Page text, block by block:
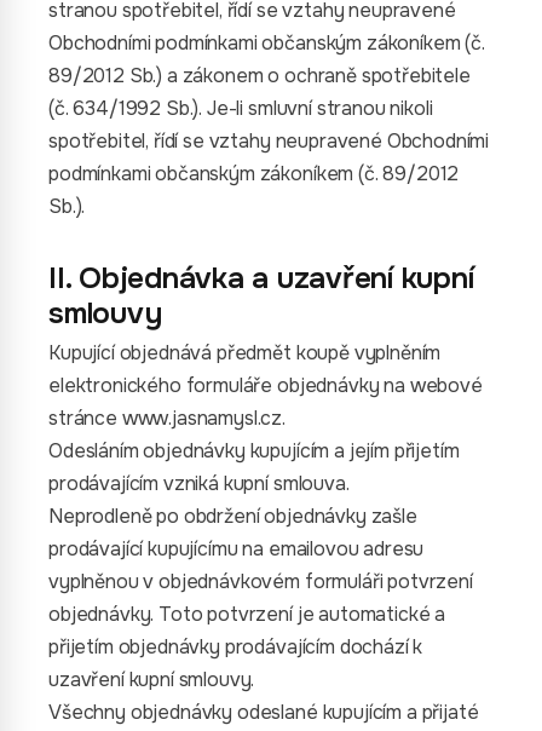
stranou spotřebitel, řídí se vztahy neupravené
Obchodními podmínkami občanským zákoníkem (č.
89/2012 Sb.) a zákonem o ochraně spotřebitele
(č. 634/1992 Sb.). Je-li smluvní stranou nikoli
spotřebitel, řídí se vztahy neupravené Obchodními
podmínkami občanským zákoníkem (č. 89/2012
Sb.).
II. Objednávka a uzavření kupní
smlouvy
Kupující objednává předmět koupě vyplněním
elektronického formuláře objednávky na webové
stránce www.jasnamysl.cz.
Odesláním objednávky kupujícím a jejím přijetím
prodávajícím vzniká kupní smlouva.
Neprodleně po obdržení objednávky zašle
prodávající kupujícímu na emailovou adresu
vyplněnou v objednávkovém formuláři potvrzení
objednávky. Toto potvrzení je automatické a
přijetím objednávky prodávajícím dochází k
uzavření kupní smlouvy.
Všechny objednávky odeslané kupujícím a přijaté